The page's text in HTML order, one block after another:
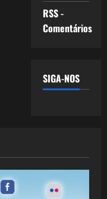
RSS -
Comentários
SIGA-NOS